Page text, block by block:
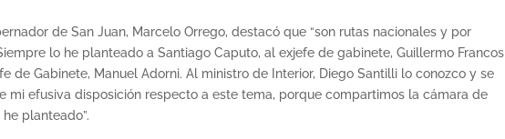
de San Juan, Marcelo Orrego, destacó que “son rutas nacionales y por
lo he planteado a Santiago Caputo, al exjefe de gabinete, Guillermo Francos
de Gabinete, Manuel Adorni. Al ministro de Interior, Diego Santilli lo conozco y se
mi efusiva disposición respecto a este tema, porque compartimos la cámara de
planteado”.